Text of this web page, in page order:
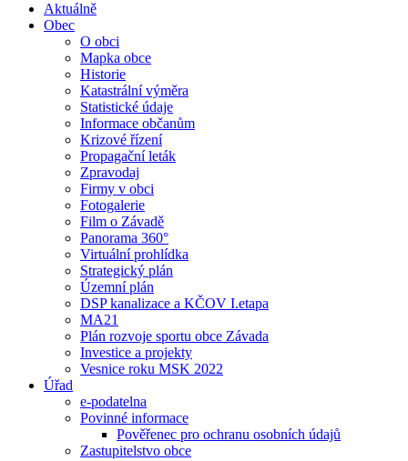
Aktuálně
Obec
O obci
Mapka obce
Historie
Katastrální výměra
Statistické údaje
Informace občanům
Krizové řízení
Propagační leták
Zpravodaj
Firmy v obci
Fotogalerie
Film o Závadě
Panorama 360°
Virtuální prohlídka
Strategický plán
Územní plán
DSP kanalizace a KČOV I.etapa
MA21
Plán rozvoje sportu obce Závada
Investice a projekty
Vesnice roku MSK 2022
Úřad
e-podatelna
Povinné informace
Pověřenec pro ochranu osobních údajů
Zastupitelstvo obce